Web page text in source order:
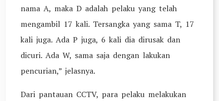
nama A, maka D adalah pelaku yang telah
mengambil 17 kali. Tersangka yang sama T, 17
kali juga. Ada P juga, 6 kali dia dirusak dan
dicuri. Ada W, sama saja dengan lakukan
pencurian,” jelasnya.
Dari pantauan CCTV, para pelaku melakukan